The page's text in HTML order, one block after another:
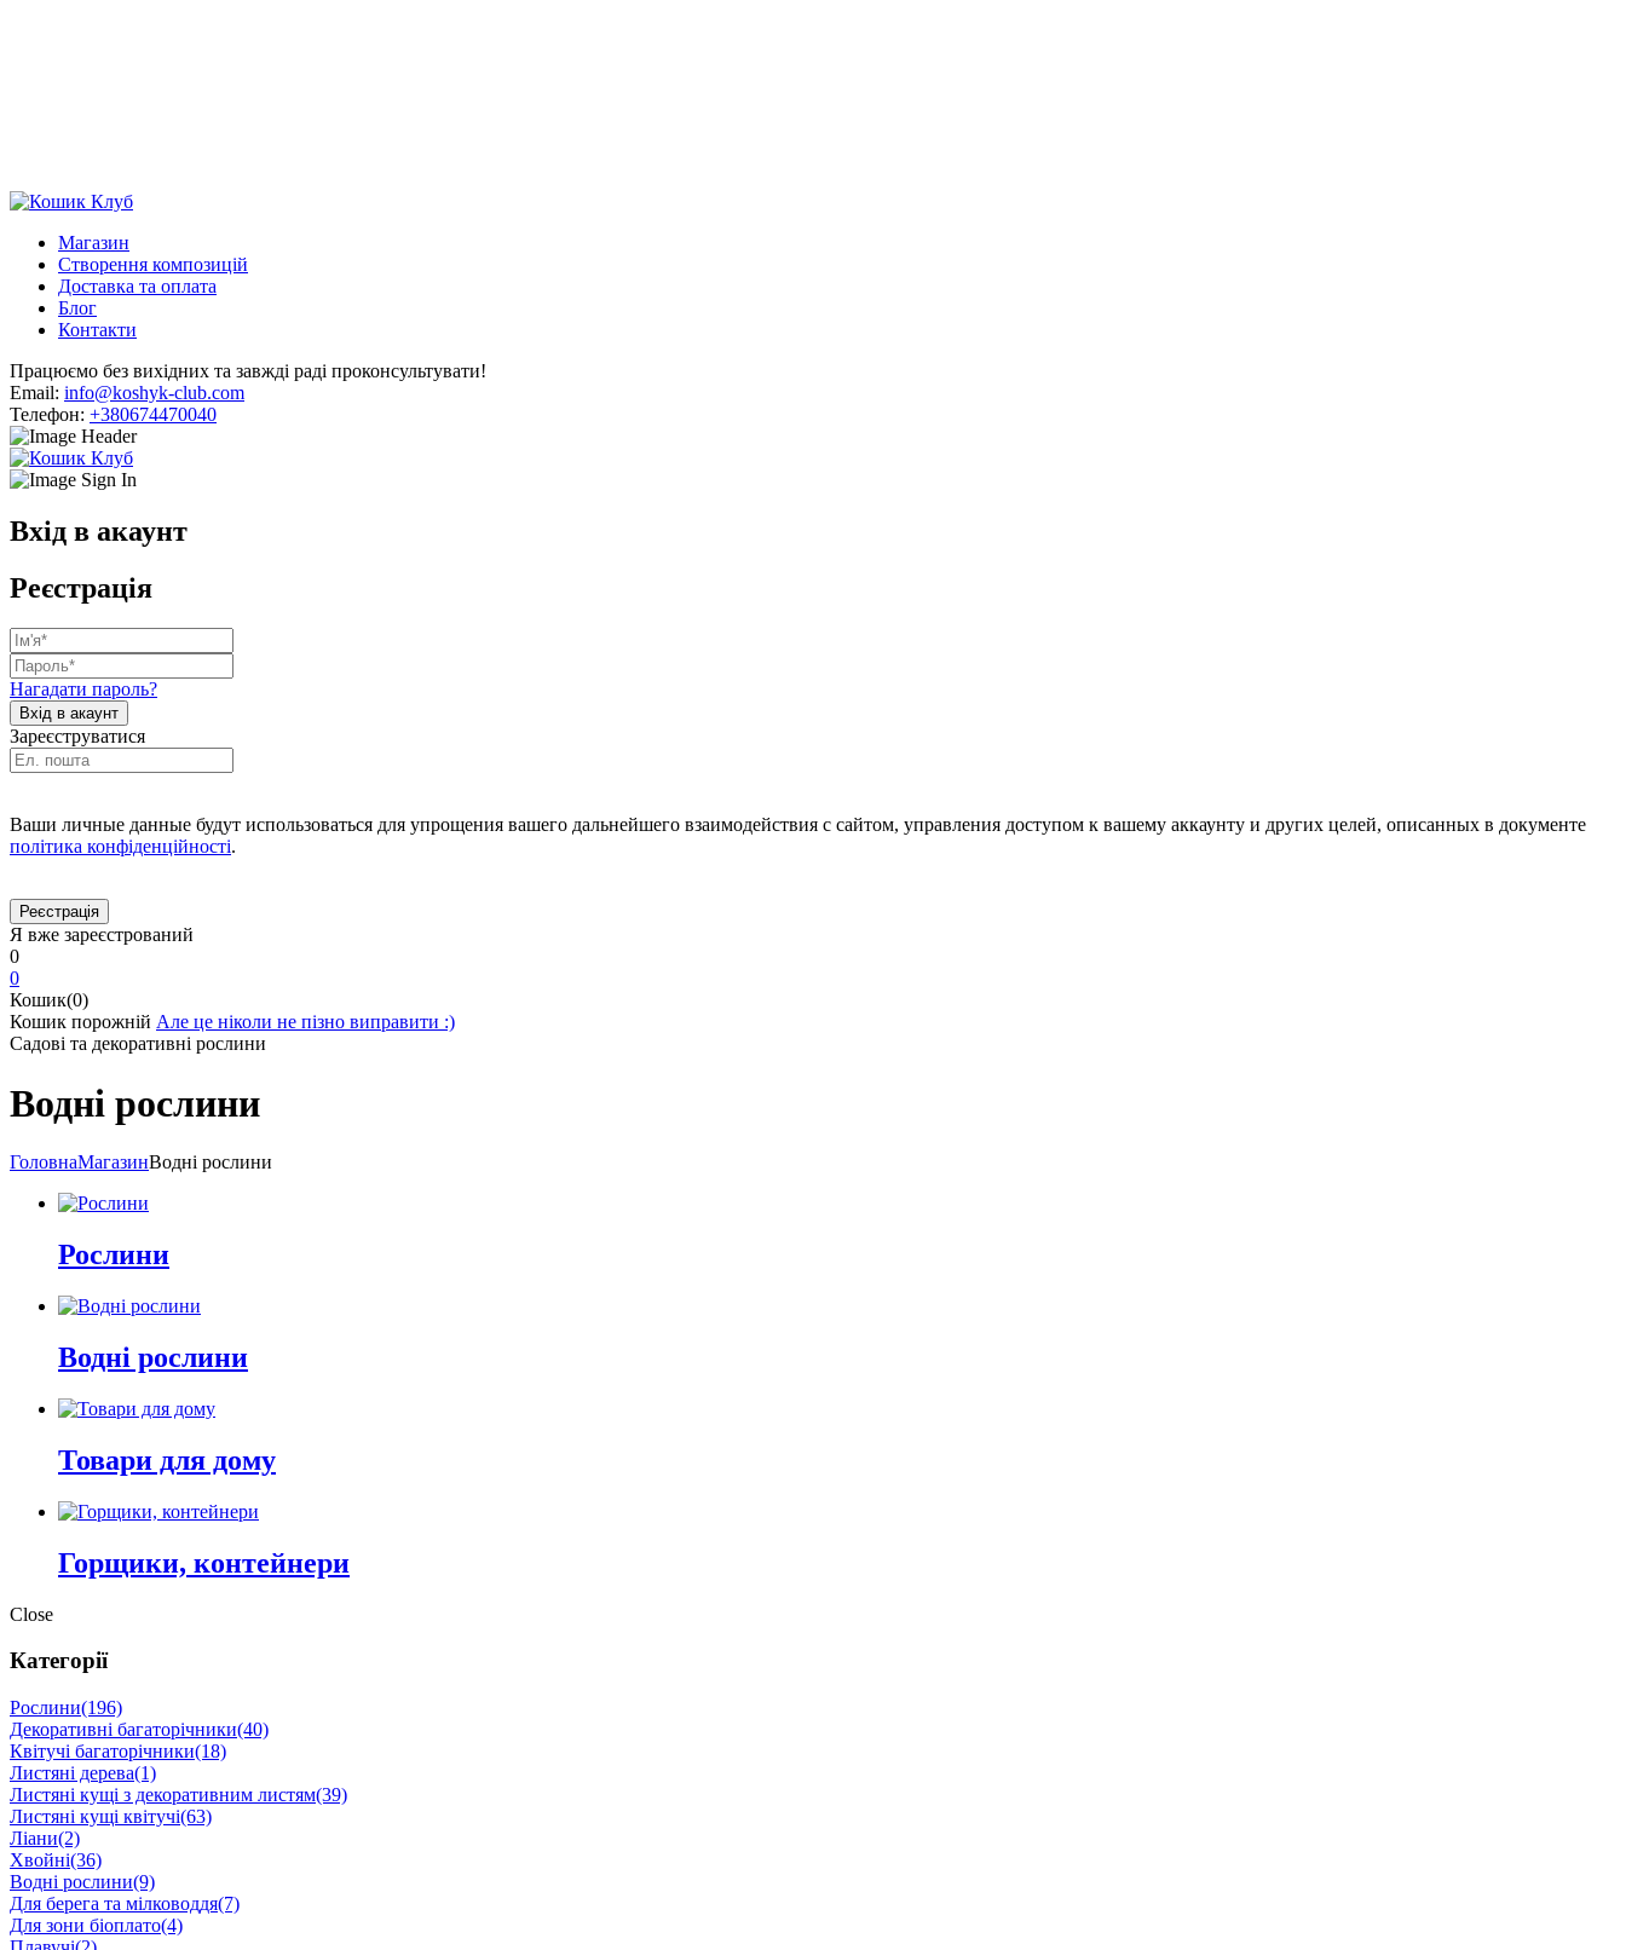
Магазин
Створення композицій
Доставка та оплата
Блог
Контакти
Працюємо без вихідних та завжді раді проконсультувати!
Email: info@koshyk-club.com
Телефон: +380674470040
Вхід в акаунт
Реєстрація
Нагадати пароль?
Зареєструватися
Ваши личные данные будут использоваться для упрощения вашего дальнейшего взаимодействия с сайтом, управления доступом к вашему аккаунту и других целей, описанных в документе
політика конфіденційності.
Я вже зареєстрований
0
0
Кошик(0)
Кошик порожній Але це ніколи не пізно виправити :)
Садові та декоративні рослини
Водні рослини
ГоловнаМагазинВодні рослини
Рослини
Водні рослини
Товари для дому
Горщики, контейнери
Close
Категорії
Рослини(196)
Декоративні багаторічники(40)
Квітучі багаторічники(18)
Листяні дерева(1)
Листяні кущі з декоративним листям(39)
Листяні кущі квітучі(63)
Ліани(2)
Хвойні(36)
Водні рослини(9)
Для берега та мілководдя(7)
Для зони біоплато(4)